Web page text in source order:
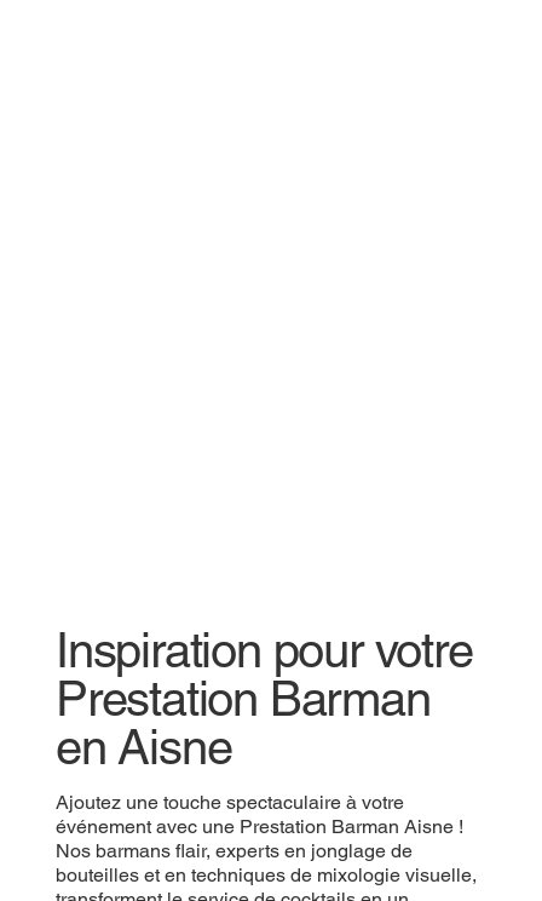
Inspiration pour votre
Prestation Barman
en Aisne
Ajoutez une touche spectaculaire à votre
événement avec une Prestation Barman Aisne !
Nos barmans flair, experts en jonglage de
bouteilles et en techniques de mixologie visuelle,